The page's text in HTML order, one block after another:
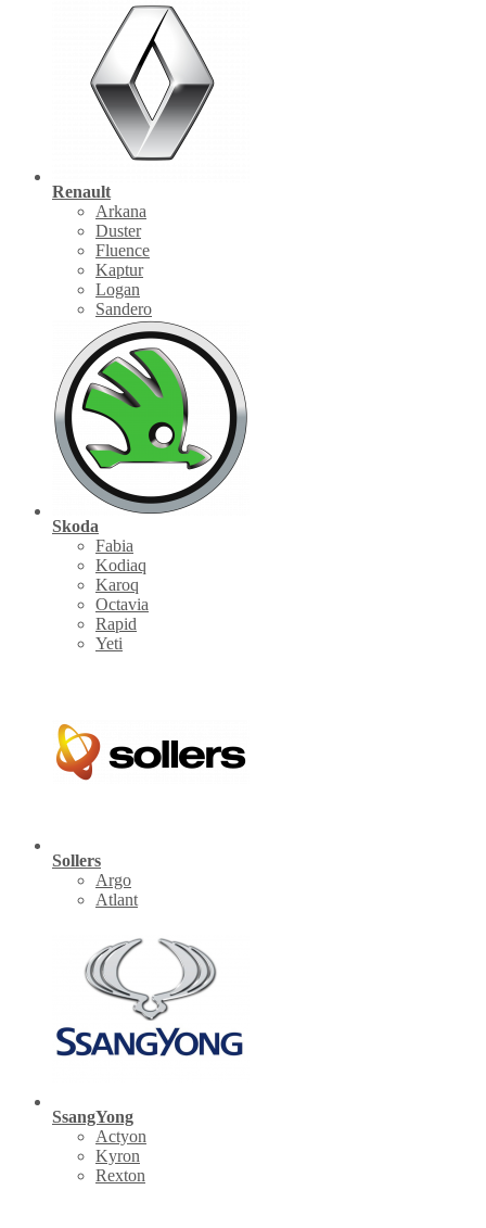
Renault
Arkana
Duster
Fluence
Kaptur
Logan
Sandero
Skoda
Fabia
Kodiaq
Karoq
Octavia
Rapid
Yeti
Sollers
Argo
Atlant
SsangYong
Actyon
Kyron
Rexton